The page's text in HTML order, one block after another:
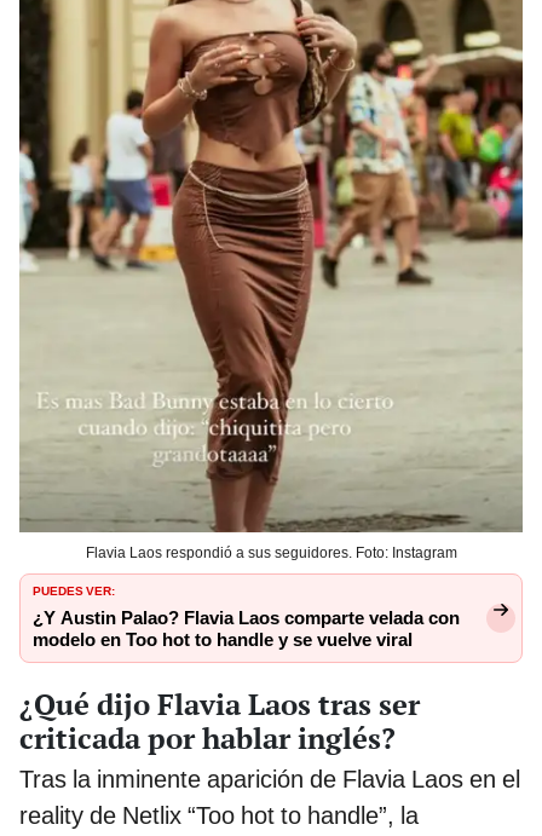
Flavia Laos respondió a sus seguidores. Foto: Instagram
PUEDES VER:
¿Y Austin Palao? Flavia Laos comparte velada con
modelo en Too hot to handle y se vuelve viral
¿Qué dijo Flavia Laos tras ser
criticada por hablar inglés?
Tras la inminente aparición de Flavia Laos en el
reality de Netlix “Too hot to handle”, la